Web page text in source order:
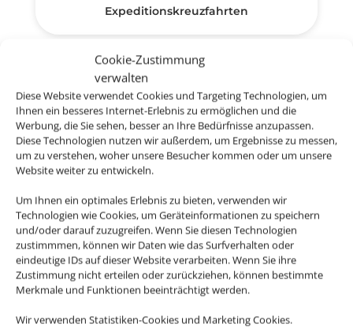
Cookie-Zustimmung
verwalten
Diese Website verwendet Cookies und Targeting Technologien, um
Ihnen ein besseres Internet-Erlebnis zu ermöglichen und die
Werbung, die Sie sehen, besser an Ihre Bedürfnisse anzupassen.
Diese Technologien nutzen wir außerdem, um Ergebnisse zu messen,
um zu verstehen, woher unsere Besucher kommen oder um unsere
Website weiter zu entwickeln.
Um Ihnen ein optimales Erlebnis zu bieten, verwenden wir
Technologien wie Cookies, um Geräteinformationen zu speichern
und/oder darauf zuzugreifen. Wenn Sie diesen Technologien
zustimmmen, können wir Daten wie das Surfverhalten oder
eindeutige IDs auf dieser Website verarbeiten. Wenn Sie ihre
Zustimmung nicht erteilen oder zurückziehen, können bestimmte
Merkmale und Funktionen beeinträchtigt werden.
Wir verwenden Statistiken-Cookies und Marketing Cookies.
Expeditionskreuzfahrten
Empfehlungen für Ihre
Reise
Sinnvolle Extras, die oft dazu gebucht werden.